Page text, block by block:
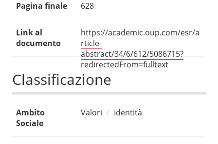
Pagina finale 628
Link al
documento
https://academic.oup.com/esr/a
rticle-
abstract/34/6/612/5086715?
redirectedFrom=fulltext
Classificazione
Ambito
Sociale
Valori Identità